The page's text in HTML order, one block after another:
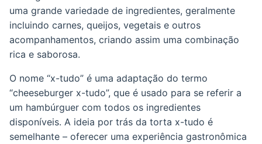
uma grande variedade de ingredientes, geralmente
incluindo carnes, queijos, vegetais e outros
acompanhamentos, criando assim uma combinação
rica e saborosa.
O nome “x-tudo” é uma adaptação do termo
“cheeseburger x-tudo”, que é usado para se referir a
um hambúrguer com todos os ingredientes
disponíveis. A ideia por trás da torta x-tudo é
semelhante – oferecer uma experiência gastronômica